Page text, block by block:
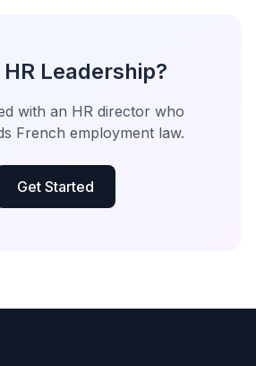
Leadership?
with an HR director who
French employment law.
Get Started